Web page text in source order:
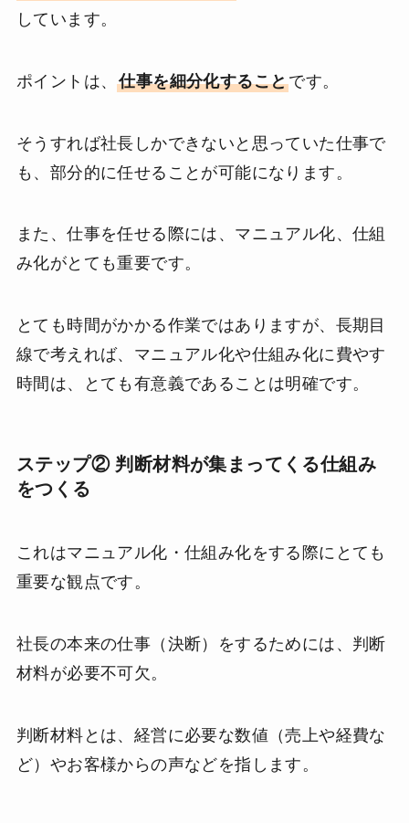
しています。
ポイントは、仕事を細分化することです。
そうすれば社長しかできないと思っていた仕事で
も、部分的に任せることが可能になります。
また、仕事を任せる際には、マニュアル化、仕組
み化がとても重要です。
とても時間がかかる作業ではありますが、長期目
線で考えれば、マニュアル化や仕組み化に費やす
時間は、とても有意義であることは明確です。
ステップ② 判断材料が集まってくる仕組み
をつくる
これはマニュアル化・仕組み化をする際にとても
重要な観点です。
社長の本来の仕事（決断）をするためには、判断
材料が必要不可欠。
判断材料とは、経営に必要な数値（売上や経費な
ど）やお客様からの声などを指します。